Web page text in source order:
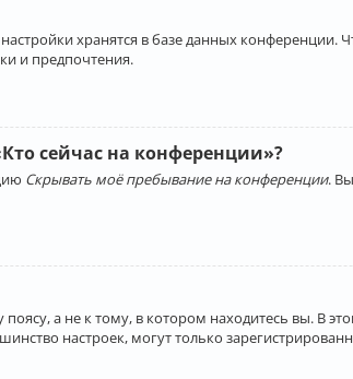
хранятся в базе данных
и предпочтения.
сейчас на конференции»?
Скрывать моё пребывание на конференции.
а не к тому, в котором находитесь вы. В
настроек, могут только